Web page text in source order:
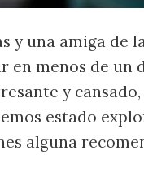
y una amiga de
en menos de un
y
estado
alguna